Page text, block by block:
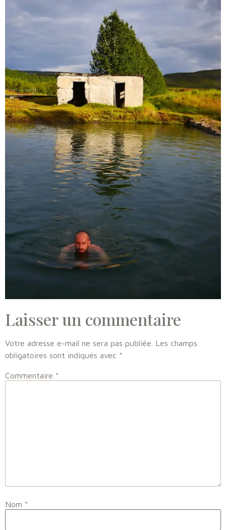
Laisser un commentaire
Votre adresse e-mail ne sera pas publiée. Les champs
obligatoires sont indiqués avec *
Commentaire *
Nom *